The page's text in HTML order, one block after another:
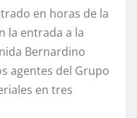
en horas de la
la entrada a la
Bernardino
agentes del Grupo
en tres